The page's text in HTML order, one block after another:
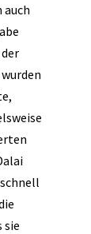
auch
sie